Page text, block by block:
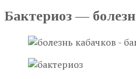
Бактериоз —